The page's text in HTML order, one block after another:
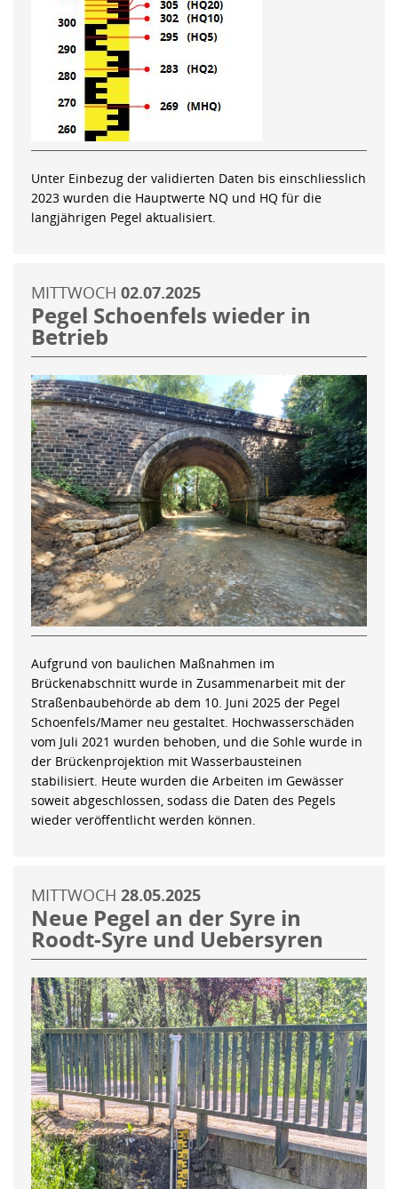
Unter Einbezug der validierten Daten bis einschliesslich
2023 wurden die Hauptwerte NQ und HQ für die
langjährigen Pegel aktualisiert.
MITTWOCH 02.07.2025
Pegel Schoenfels wieder in
Betrieb
Aufgrund von baulichen Maßnahmen im
Brückenabschnitt wurde in Zusammenarbeit mit der
Straßenbaubehörde ab dem 10. Juni 2025 der Pegel
Schoenfels/Mamer neu gestaltet. Hochwasserschäden
vom Juli 2021 wurden behoben, und die Sohle wurde in
der Brückenprojektion mit Wasserbausteinen
stabilisiert. Heute wurden die Arbeiten im Gewässer
soweit abgeschlossen, sodass die Daten des Pegels
wieder veröffentlicht werden können.
MITTWOCH 28.05.2025
Neue Pegel an der Syre in
Roodt-Syre und Uebersyren